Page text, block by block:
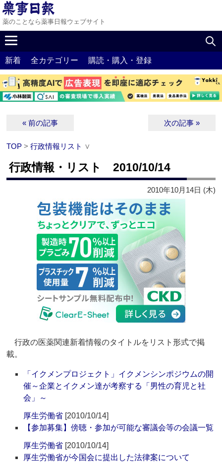
薬のことなら薬事日報ウェブサイト
新着 全カテゴリー 購読・購入・登録
« 前の記事 次の記事 »
TOP >行政情報リスト ∨
行政情報・リスト 2010/10/14
2010年10月14日 (木)
行政の医薬関連新着情報のタイトルをリスト形式で掲
載。
「イクメンプロジェクト」イクメンシンポジウムの開
催～企業とイクメン達が考察する「男性の育児と社
会」～
厚生労働省 [2010/10/14]
【参加募集】傍聴・参加が可能な審議会等の会議一覧
厚生労働省 [2010/10/14]
厚生労働省が今国会に提出した法律案について